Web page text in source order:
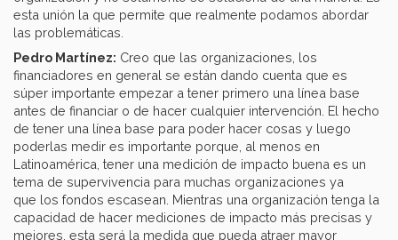
esta unión la que permite que realmente podamos abordar
las problemáticas.
Pedro Martínez: Creo que las organizaciones, los
financiadores en general se están dando cuenta que es
súper importante empezar a tener primero una línea base
antes de financiar o de hacer cualquier intervención. El hecho
de tener una línea base para poder hacer cosas y luego
poderlas medir es importante porque, al menos en
Latinoamérica, tener una medición de impacto buena es un
tema de supervivencia para muchas organizaciones ya
que los fondos escasean. Mientras una organización tenga la
capacidad de hacer mediciones de impacto más precisas y
mejores, esta será la medida que pueda atraer mayor